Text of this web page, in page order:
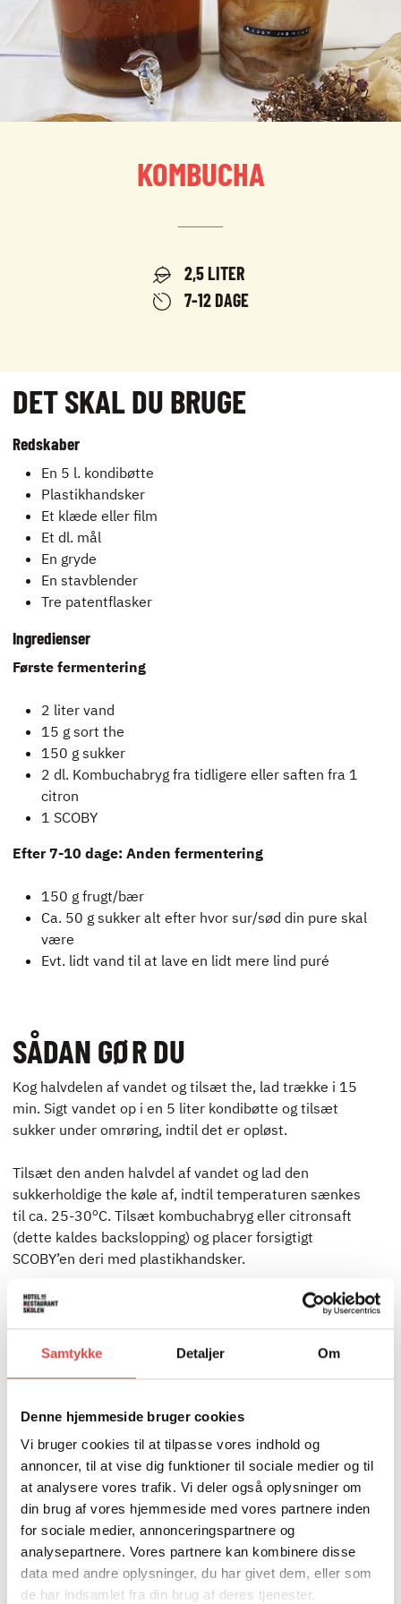
Samtykke Detaljer Om
Denne hjemmeside bruger cookies
Vi bruger cookies til at tilpasse vores indhold og
annoncer, til at vise dig funktioner til sociale medier og til
at analysere vores trafik. Vi deler også oplysninger om
din brug af vores hjemmeside med vores partnere inden
for sociale medier, annonceringspartnere og
analysepartnere. Vores partnere kan kombinere disse
data med andre oplysninger, du har givet dem, eller som
de har indsamlet fra din brug af deres tjenester.
NYHEDER
JOBBØRS
FOR VIRKSOMHEDER
ELEVINTRA (LOGIN)
TIDLIGERE ELEV
ENGLISHKOMBUCHA
2,5 LITER
7-12 DAGE
DET SKAL DU BRUGE
Redskaber
En 5 l. kondibøtte
Plastikhandsker
Et klæde eller film
Et dl. mål
En gryde
En stavblender
Tre patentflasker
Ingredienser
Første fermentering
2 liter vand
15 g sort the
150 g sukker
2 dl. Kombuchabryg fra tidligere eller saften fra 1
citron
1 SCOBY
Efter 7-10 dage: Anden fermentering
150 g frugt/bær
Ca. 50 g sukker alt efter hvor sur/sød din pure skal
være
Evt. lidt vand til at lave en lidt mere lind puré
SÅDAN GØR DU
Kog halvdelen af vandet og tilsæt the, lad trække i 15
min. Sigt vandet op i en 5 liter kondibøtte og tilsæt
sukker under omrøring, indtil det er opløst.
Tilsæt den anden halvdel af vandet og lad den
sukkerholdige the køle af, indtil temperaturen sænkes
til ca. 25-30oC. Tilsæt kombuchabryg eller citronsaft
(dette kaldes backslopping) og placer forsigtigt
SCOBY’en deri med plastikhandsker.
Tildæk med klæde eller film med huller så kombuchaen
dage (smag undervejs, så den perfekte balance mellem
surt og sødt opnås). Med handsker fjernes SCOBY’en fra
med 4 dl af den færdige kombucha. Dette gemmes til
Kombuchaen skal nu tilføjes en smagsgiver, der også
kan fungere som næring for yderlig fermentering og
dermed alkohol og kuldioxid produktion. Smagsgiver i
dette tilfælde bestemmer I selv, udgangspunktet er dog
en pure eller saft.